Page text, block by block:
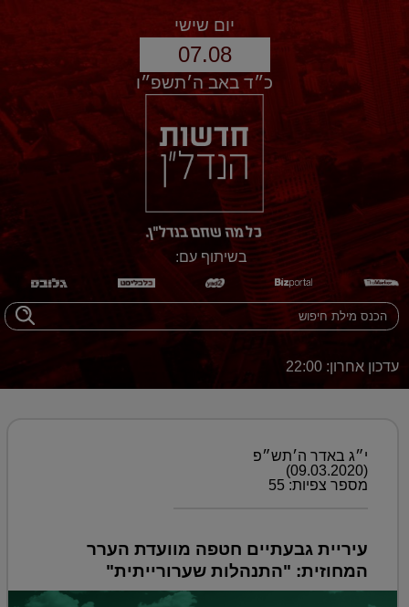
יום שישי
07.08
כ״ד באב ה׳תשפ״ו
בשיתוף עם:
עדכון אחרון: 22:00
י״ג באדר ה׳תש״פ
(09.03.2020)
מספר צפיות: 55
עיריית גבעתיים חטפה מוועדת הערר
המחוזית: "התנהלות שערורייתית"